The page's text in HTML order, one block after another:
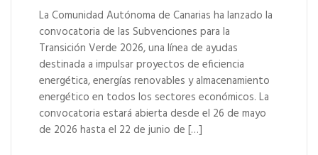
La Comunidad Autónoma de Canarias ha lanzado la
convocatoria de las Subvenciones para la
Transición Verde 2026, una línea de ayudas
destinada a impulsar proyectos de eficiencia
energética, energías renovables y almacenamiento
energético en todos los sectores económicos. La
convocatoria estará abierta desde el 26 de mayo
de 2026 hasta el 22 de junio de […]